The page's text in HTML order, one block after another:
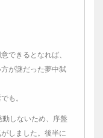
できるとなれば、
が謎だった夢中弑
も。
しないため、序盤
しました。後半に